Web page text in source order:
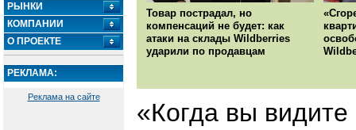
РЫНКИ
КОМПАНИИ
О ПРОЕКТЕ
РЕКЛАМА:
Реклама на сайте
Товар пострадал, но
компенсаций не будет: как
атаки на склады Wildberries
ударили по продавцам
«Когда вы